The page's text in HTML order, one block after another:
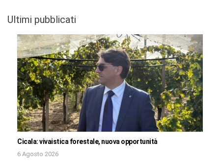
Ultimi pubblicati
Cicala: vivaistica forestale, nuova opportunità
6 Agosto 2026